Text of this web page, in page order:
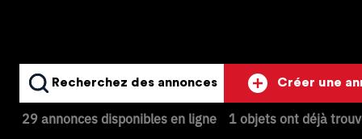
Recherchez des annonces
29 annonces disponibles en ligne
Créer une
1 objets ont déjà